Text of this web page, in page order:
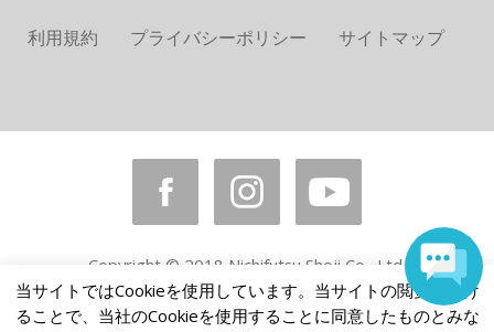
利用規約 プライバシーポリシー サイトマップ
Copyright © 2018 Nichifutsu Shoji Co., Ltd.
All rights reserved.
当サイトではCookieを使用しています。当サイトの閲覧を続け
ることで、当社のCookieを使用することに同意したものとみな